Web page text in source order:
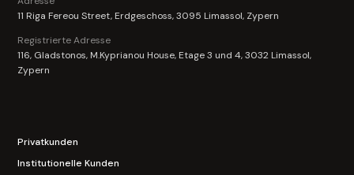
11 Riga Fereou Street, Erdgeschoss, 3095 Limassol, Zypern
Registrierte Adresse
116, Gladstonos, M.Kyprianou House, Etage 3 und 4, 3032 Limassol,
Zypern
Privatkunden
Institutionelle Kunden